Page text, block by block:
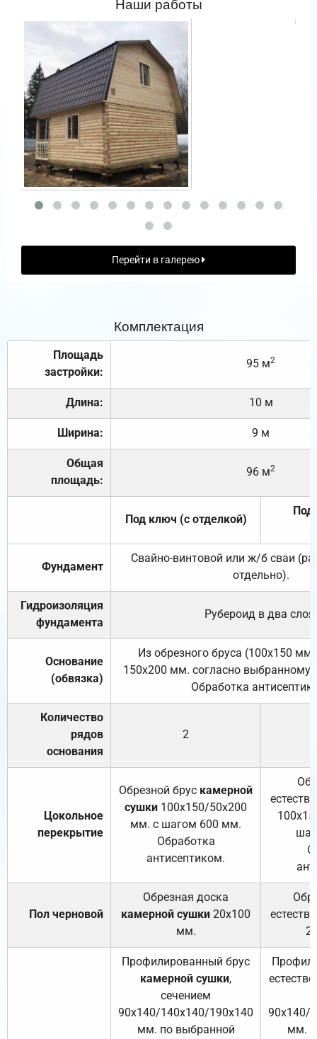
Перейти в галерею
Комплектация
Площадь
застройки:
95 м2
Длина: 10 м
Ширина: 9 м
Общая
площадь:
96 м2
Под ключ (с отделкой)
Под
Фундамент
Свайно-винтовой или ж/б сваи
отдельно).
Гидроизоляция
фундамента
Рубероид в два слоя.
Основание
(обвязка)
Из обрезного бруса (100х150
150х200 мм. согласно выбранному
Обработка
Количество
рядов
основания
2
Цокольное
перекрытие
Обрезной брус камерной
сушки 100х150/50х200
мм. с шагом 600 мм.
Обработка
антисептиком.
Пол черновой
Обрезная доска
камерной сушки 20х100
мм.
Профилированный брус
камерной сушки,
сечением
90х140/140х140/190х140
мм. по выбранной
90х140/
мм.